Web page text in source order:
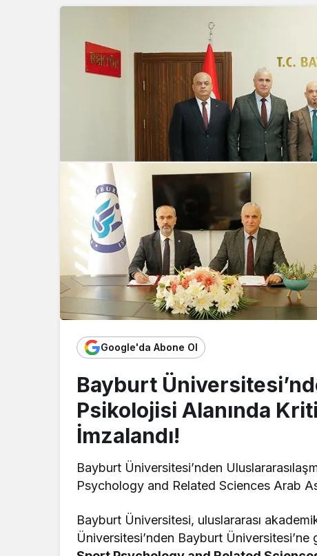
Google'da Abone Ol
Bayburt
Psikolojisi Alanında
İmzalandı!
Bayburt Üniversitesi’nden
Psychology and Related Sciences Arab
Bayburt Üniversitesi, uluslararası
Üniversitesi’nden Bayburt